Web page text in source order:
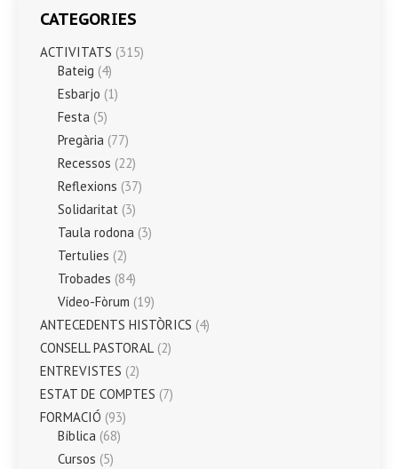
CATEGORIES
ACTIVITATS (315)
Bateig (4)
Esbarjo (1)
Festa (5)
Pregària (77)
Recessos (22)
Reflexions (37)
Solidaritat (3)
Taula rodona (3)
Tertulies (2)
Trobades (84)
Vídeo-Fòrum (19)
ANTECEDENTS HISTÒRICS (4)
CONSELL PASTORAL (2)
ENTREVISTES (2)
ESTAT DE COMPTES (7)
FORMACIÓ (93)
Bíblica (68)
Cursos (5)